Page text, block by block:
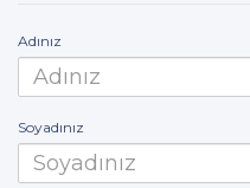
Adınız
Soyadınız